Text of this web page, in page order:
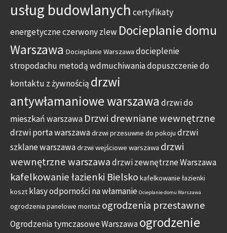
usług budowlanych certyfikaty
energetyczneczerwony zlew Docieplanie domu
Warszawa Docieplanie Warszawa docieplenie
stropodachu metodą wdmuchiwaniadopuszczenie do
kontaktu z żywnością drzwi
antywłamaniowe warszawa drzwi do
mieszkań warszawa Drzwi drewniane wewnętrzne
drzwi porta warszawadrzwi przesuwne do pokoju drzwi
szklane warszawadrzwi wejściowe warszawa drzwi
wewnętrzne warszawadrzwi zewnętrzne Warszawa
kafelkowanie łazienki Bielsko kafelkowanie łazienki
koszt klasy odporności na włamanie Ocieplanie domu Warszawa
ogrodzenia panelowe montaż ogrodzenia przestawne
Ogrodzenia tymczasowe Warszawaogrodzenie